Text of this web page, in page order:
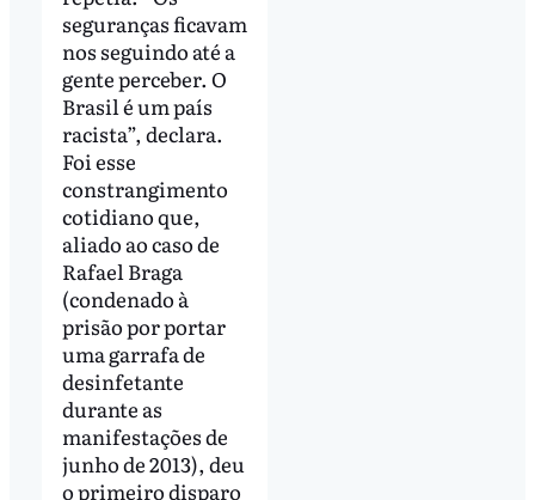
seguranças ficavam
nos seguindo até a
gente perceber. O
Brasil é um país
racista”, declara.
Foi esse
constrangimento
cotidiano que,
aliado ao caso de
Rafael Braga
(condenado à
prisão por portar
uma garrafa de
desinfetante
durante as
manifestações de
junho de 2013), deu
o primeiro disparo